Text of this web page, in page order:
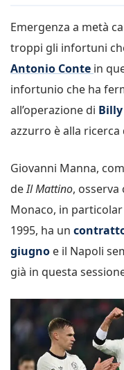
Emergenza a metà
troppi gli infortuni
Antonio Conte in
infortunio che ha
all’operazione di
azzurro è alla
Giovanni Manna,
deIl Mattino, osserva
Monaco, in
1995, ha un
giugno e il Napoli
già in questa